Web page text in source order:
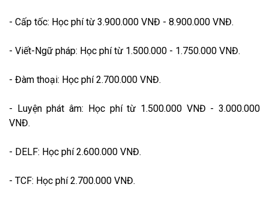
- Cấp tốc: Học phí từ 3.900.000 VNĐ - 8.900.000 VNĐ.
- Viết-Ngữ pháp: Học phí từ 1.500.000 - 1.750.000 VNĐ.
- Đàm thoại: Học phí 2.700.000 VNĐ.
- Luyện phát âm: Học phí từ 1.500.000 VNĐ - 3.000.000
VNĐ.
- DELF: Học phí 2.600.000 VNĐ.
- TCF: Học phí 2.700.000 VNĐ.